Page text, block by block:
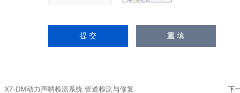
X7-DM动力声呐检测系统 管道检测与修复 下